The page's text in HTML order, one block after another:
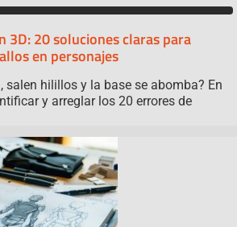
3D: 20 soluciones claras para
en personajes
salen hilillos y la base se abomba? En
y arreglar los 20 errores de